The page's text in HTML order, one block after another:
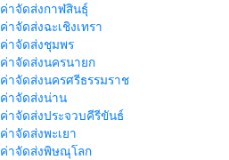
ค่าจัดส่งกาฬสินธุ์
ค่าจัดส่งฉะเชิงเทรา
ค่าจัดส่งชุมพร
ค่าจัดส่งนครนายก
ค่าจัดส่งนครศรีธรรมราช
ค่าจัดส่งน่าน
ค่าจัดส่งประจวบคีรีขันธ์
ค่าจัดส่งพะเยา
ค่าจัดส่งพิษณุโลก